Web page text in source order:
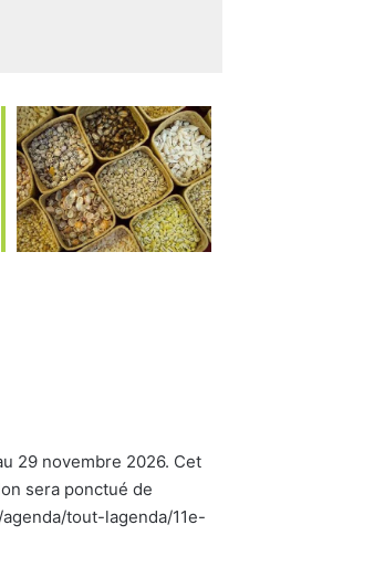
29 novembre 2026. Cet
sera ponctué de
tout-lagenda/11e-